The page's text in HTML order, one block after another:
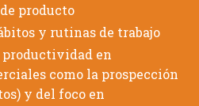
producto
y rutinas de trabajo
en
como la prospección
y del foco en